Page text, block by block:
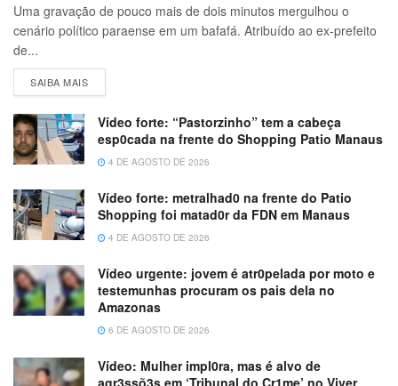
Uma gravação de pouco mais de dois minutos mergulhou o
cenário político paraense em um bafafá. Atribuído ao ex-prefeito
de...
SAIBA MAIS
Vídeo forte: “Pastorzinho” tem a cabeça
esp0cada na frente do Shopping Patio Manaus
4 DE AGOSTO DE 2026
Vídeo forte: metralhad0 na frente do Patio
Shopping foi matad0r da FDN em Manaus
4 DE AGOSTO DE 2026
Vídeo urgente: jovem é atr0pelada por moto e
testemunhas procuram os pais dela no
Amazonas
6 DE AGOSTO DE 2026
Vídeo: Mulher impl0ra, mas é alvo de
agr3ssõ3s em ‘Tribunal do Cr1me’ no Viver